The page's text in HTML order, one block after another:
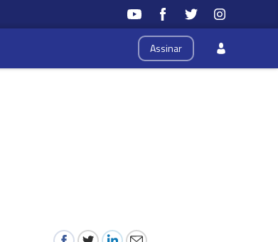
Assinar